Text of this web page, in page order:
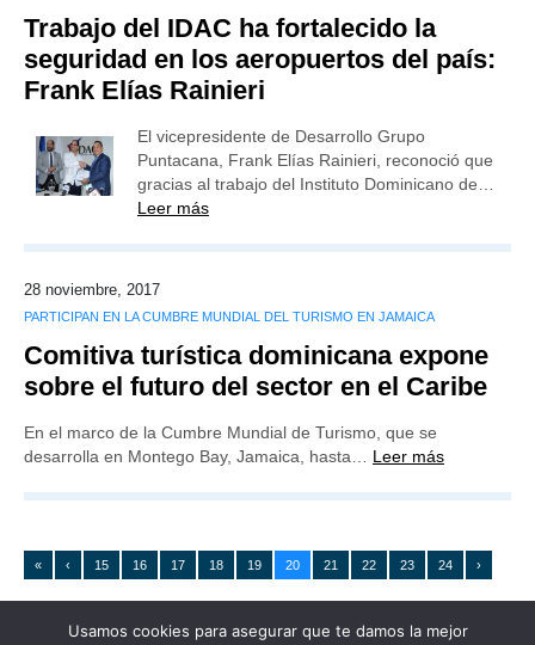
Trabajo del IDAC ha fortalecido la
seguridad en los aeropuertos del país:
Frank Elías Rainieri
El vicepresidente de Desarrollo Grupo
Puntacana, Frank Elías Rainieri, reconoció que
gracias al trabajo del Instituto Dominicano de…
Leer más
28 noviembre, 2017
PARTICIPAN EN LA CUMBRE MUNDIAL DEL TURISMO EN JAMAICA
Comitiva turística dominicana expone
sobre el futuro del sector en el Caribe
En el marco de la Cumbre Mundial de Turismo, que se
desarrolla en Montego Bay, Jamaica, hasta… Leer más
« ‹ 15 16 17 18 19 20 21 22 23 24 ›
Usamos cookies para asegurar que te damos la mejor